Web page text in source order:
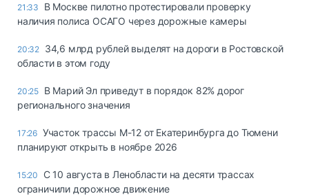
21:33
В Москве пилотно протестировали проверку
наличия полиса ОСАГО через дорожные камеры
20:32 34,6 млрд рублей выделят на дороги в Ростовской
области в этом году
20:25 В Марий Эл приведут в порядок 82% дорог
регионального значения
17:26 Участок трассы М-12 от Екатеринбурга до Тюмени
планируют открыть в ноябре 2026
15:20
С 10 августа в Ленобласти на десяти трассах
ограничили дорожное движение